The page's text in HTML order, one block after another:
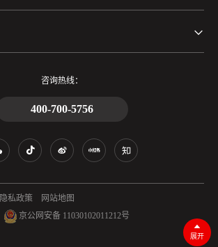
咨询热线：
400-700-5756
京公网安备 11030102011212号
隐私政策 网站地图
展开